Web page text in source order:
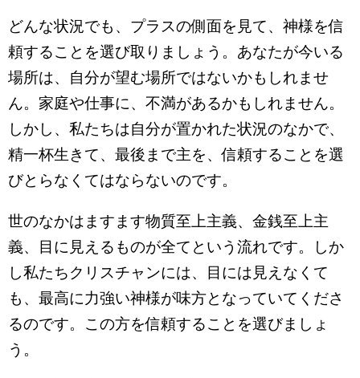
どんな状況でも、プラスの側面を見て、神様を信
頼することを選び取りましょう。あなたが今いる
場所は、自分が望む場所ではないかもしれませ
ん。家庭や仕事に、不満があるかもしれません。
しかし、私たちは自分が置かれた状況のなかで、
精一杯生きて、最後まで主を、信頼することを選
びとらなくてはならないのです。
世のなかはますます物質至上主義、金銭至上主
義、目に見えるものが全てという流れです。しか
し私たちクリスチャンには、目には見えなくて
も、最高に力強い神様が味方となっていてくださ
るのです。この方を信頼することを選びましょ
う。